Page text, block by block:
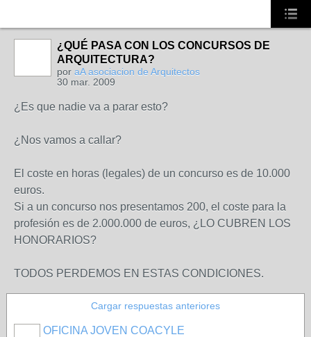
¿QUÉ PASA CON LOS CONCURSOS DE
ARQUITECTURA?
por aA asociacion de Arquitectos
30 mar. 2009
¿Es que nadie va a parar esto?
¿Nos vamos a callar?
El coste en horas (legales) de un concurso es de 10.000
euros.
Si a un concurso nos presentamos 200, el coste para la
profesión es de 2.000.000 de euros, ¿LO CUBREN LOS
HONORARIOS?
TODOS PERDEMOS EN ESTAS CONDICIONES.
Cargar respuestas anteriores
OFICINA JOVEN COACYLE